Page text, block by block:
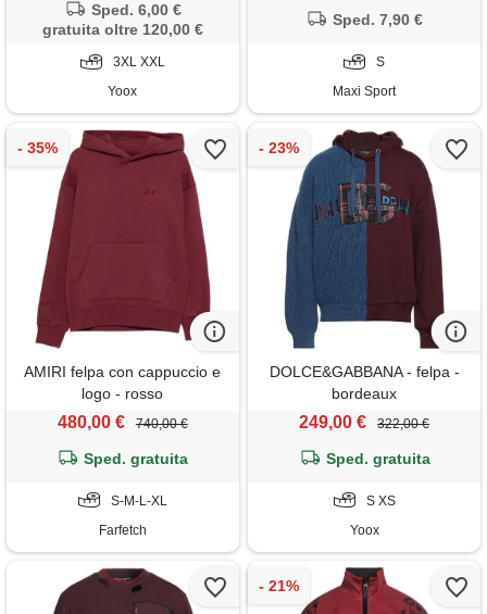
Sped. 6,00 €
gratuita oltre 120,00 €
3XL XXL
Yoox
Sped. 7,90 €
S
Maxi Sport
AMIRI felpa con cappuccio e
logo - rosso
480,00 € 740,00 €
Sped. gratuita
S-M-L-XL
Farfetch
DOLCE&GABBANA - felpa -
bordeaux
249,00 € 322,00 €
Sped. gratuita
S XS
Yoox